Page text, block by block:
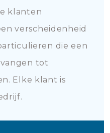
klanten
verscheidenheid
die een
tot
Elke klant is